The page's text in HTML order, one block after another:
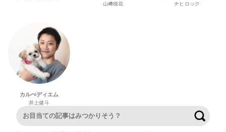
山﨑穂花 チヒロック
カルぺディエム
井上健斗